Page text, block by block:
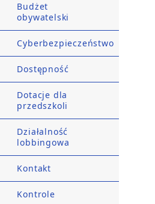
Budżet
obywatelski
Cyberbezpieczeństwo
Dostępność
Dotacje dla
przedszkoli
Działalność
lobbingowa
Kontakt
Kontrole